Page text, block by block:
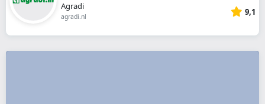
Agradi
agradi.nl 9,1